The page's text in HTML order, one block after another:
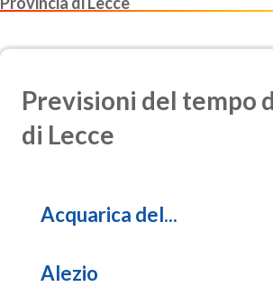
Previsioni del tempo
di Lecce
Acquarica del...
Alezio